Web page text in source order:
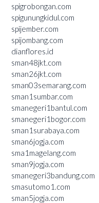
spigrobongan.com
spigunungkidul.com
spijember.com
spijombang.com
dianflores.id
sman48jkt.com
sman26jkt.com
sman03semarang.com
sman1sumbar.com
smanegeri1bantul.com
smanegeri1bogor.com
sman1surabaya.com
sman6jogja.com
sma1magelang.com
sman9jogja.com
smanegeri3bandung.com
smasutomo1.com
sman5jogja.com